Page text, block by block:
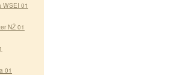
WSEI 01
NŻ 01
01